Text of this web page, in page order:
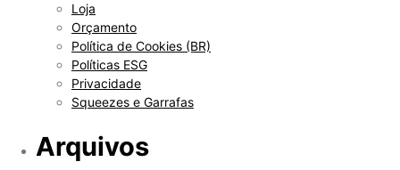
Loja
Orçamento
Política de Cookies (BR)
Políticas ESG
Privacidade
Squeezes e Garrafas
Arquivos